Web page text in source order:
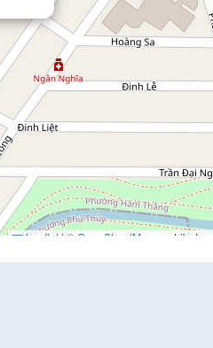
Leaflet | © OpenStreetMap contributors